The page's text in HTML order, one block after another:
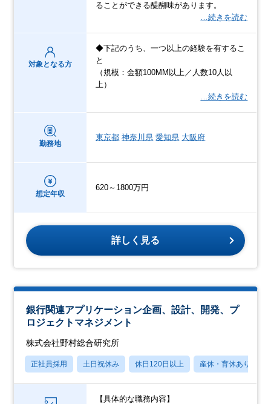
ることができる醍醐味があります。
…続きを読む
対象となる方
◆下記のうち、一つ以上の経験を有するこ
と
（規模：金額100MM以上／人数10人以
上）
…続きを読む
勤務地
東京都 神奈川県 愛知県 大阪府
想定年収
620～1800万円
詳しく見る
銀行関連アプリケーション企画、設計、開発、プ
ロジェクトマネジメント
株式会社野村総合研究所
正社員採用 土日祝休み 休日120日以上 産休・育休あり
【具体的な職務内容】